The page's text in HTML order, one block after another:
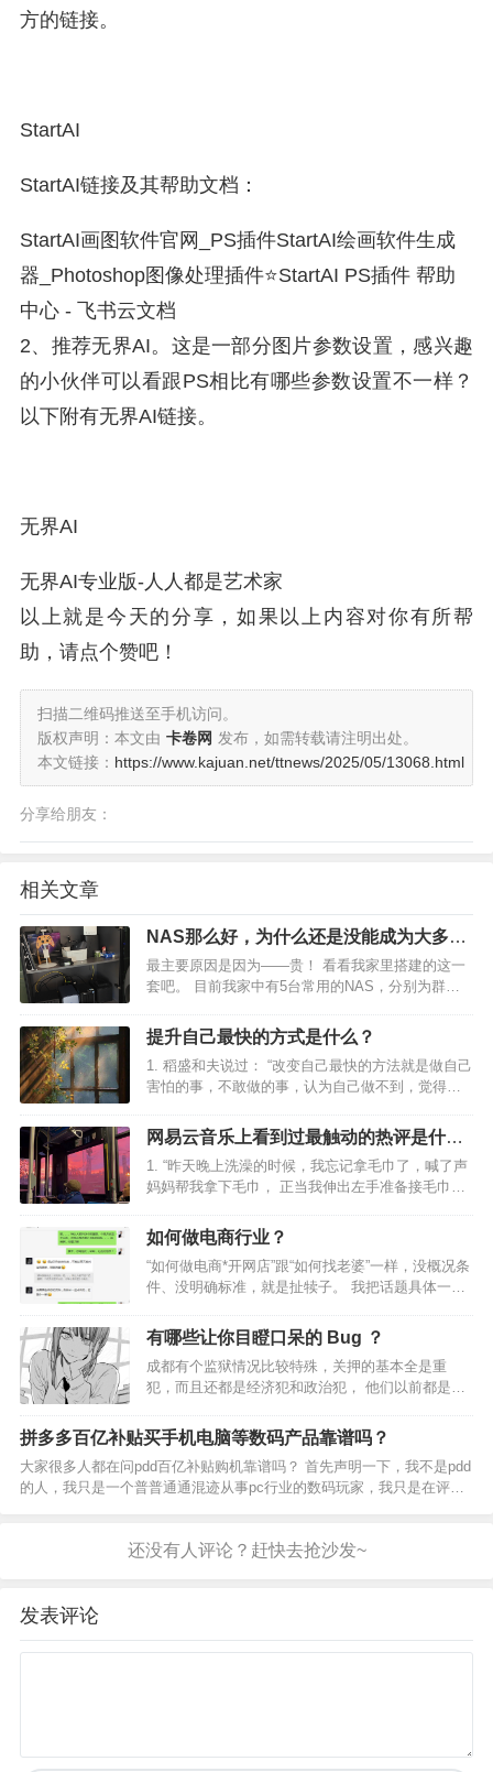
方的链接。
StartAI
StartAI链接及其帮助文档：
StartAI画图软件官网_PS插件StartAI绘画软件生成
器_Photoshop图像处理插件⭐StartAI PS插件 帮助
中心 - 飞书云文档
2、推荐无界AI。这是一部分图片参数设置，感兴趣
的小伙伴可以看跟PS相比有哪些参数设置不一样？
以下附有无界AI链接。
无界AI
无界AI专业版-人人都是艺术家
以上就是今天的分享，如果以上内容对你有所帮
助，请点个赞吧！
扫描二维码推送至手机访问。
版权声明：本文由 卡卷网 发布，如需转载请注明出处。
本文链接： https://www.kajuan.net/ttnews/2025/05/13068.html
分享给朋友：
相关文章
NAS那么好，为什么还是没能成为大多数
家庭必备的存储设备？
最主要原因是因为——贵！ 看看我家里搭建的这一
套吧。 目前我家中有5台常用的NAS，分别为群晖
极空间Z4S、威联通TS-AI642。个人认为，这其中
的每台NAS都是时代…
提升自己最快的方式是什么？
1. 稻盛和夫说过： “改变自己最快的方法就是做自己
害怕的事，不敢做的事，认为自己做不到，觉得不
斗志，如果想快速的改变，可以坚持去做一些对自
己有益的事。 2. 早睡早起，坚持运动 保持旺盛的精
力，…
网易云音乐上看到过最触动的热评是什
么？
1. “昨天晚上洗澡的时候，我忘记拿毛巾了，喊了声
妈妈帮我拿下毛巾， 正当我伸出左手准备接毛巾的
听懂这句话， 永远都不要懂。 ——网易云热评《关
键词》 2. 小时候跟着父亲去城里卖西瓜，害…
如何做电商行业？
“如何做电商*开网店”跟“如何找老婆”一样，没概况条
件、没明确标准，就是扯犊子。 我把话题具体一点
基础技能，小则月入三五千、多则上万。跟摆地摊
一样，有进货的钱、也不怕苦不怕累、稍微有点生
意…
有哪些让你目瞪口呆的 Bug ？
成都有个监狱情况比较特殊，关押的基本全是重
犯，而且还都是经济犯和政治犯， 他们以前都是一
无非是不小心中箭落马或帮老大顶锅才进监狱， 所
以即使进来了，他们依然保持着体面和骄傲，依从
性差，虽然不至于和…
拼多多百亿补贴买手机电脑等数码产品靠谱吗？
大家很多人都在问pdd百亿补贴购机靠谱吗？ 首先声明一下，我不是pdd
的人，我只是一个普普通通混迹从事pc行业的数码玩家，我只是在评论
发表评论